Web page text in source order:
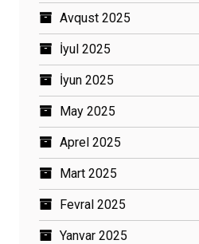
Avqust 2025
İyul 2025
İyun 2025
May 2025
Aprel 2025
Mart 2025
Fevral 2025
Yanvar 2025